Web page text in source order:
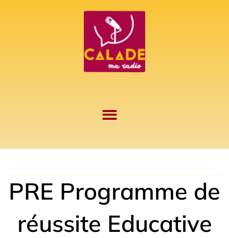
PRE Programme de
réussite Educative